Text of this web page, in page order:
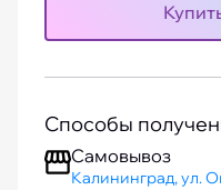
Способы
Самовывоз
Калининград, ул.